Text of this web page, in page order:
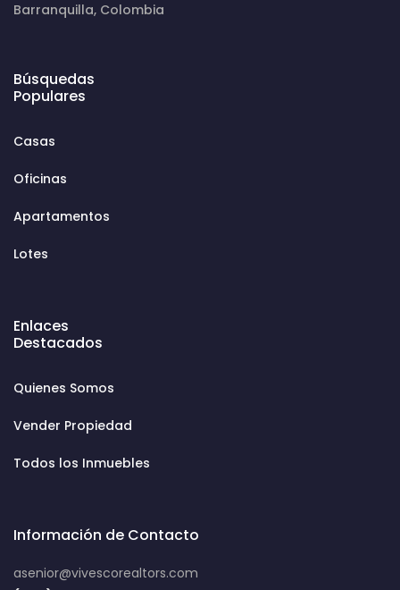
Barranquilla, Colombia
Búsquedas
Populares
Casas
Oficinas
Apartamentos
Lotes
Enlaces
Destacados
Quienes Somos
Vender Propiedad
Todos los Inmuebles
Información de Contacto
asenior@vivescorealtors.com